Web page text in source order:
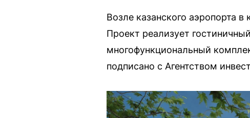
Возле казанского аэропорта в
Проект реализует
многофункциональный
подписано с Агентством